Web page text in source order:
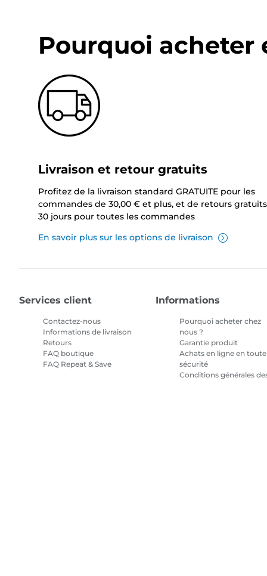
Pourquoi acheter
Livraison et retour gratuits
Profitez de la livraison standard GRATUITE pour les
commandes de 30,00 € et plus, et de retours
30 jours pour toutes les commandes
En savoir plus sur les options de livraison
Services client
Contactez-nous
Informations de livraison
Retours
FAQ boutique
FAQ Repeat & Save
Informations
Pourquoi acheter chez
nous ?
Garantie produit
Achats en ligne en toute
sécurité
Conditions générales